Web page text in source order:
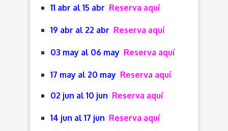
11 abr al 15 abr Reserva aquí
19 abr al 22 abr Reserva aquí
03 may al 06 may Reserva aquí
17 may al 20 may Reserva aquí
02 jun al 10 jun Reserva aquí
14 jun al 17 jun Reserva aquí